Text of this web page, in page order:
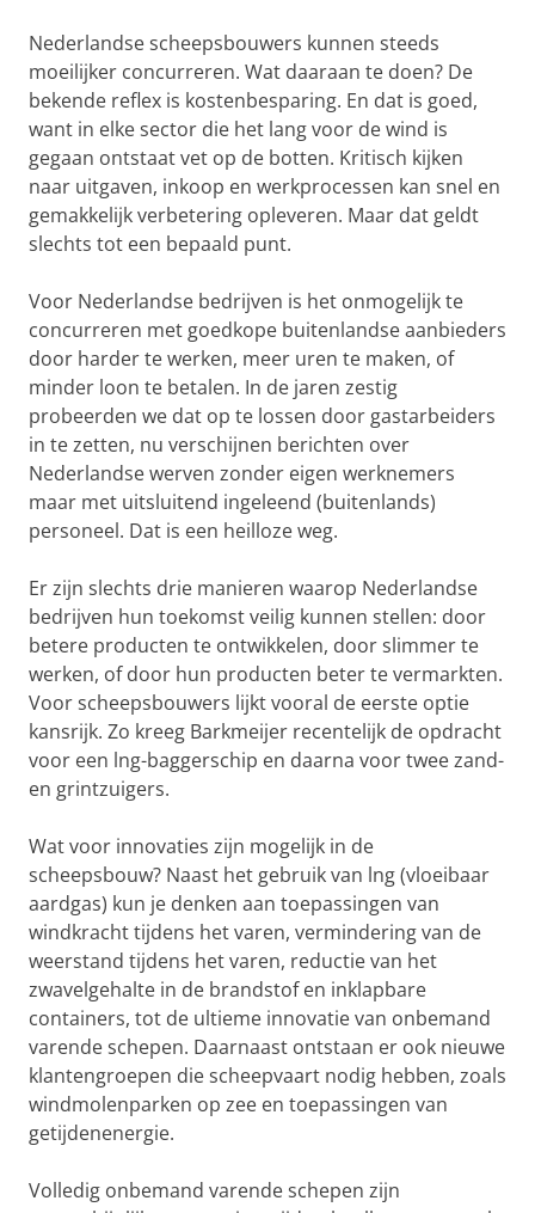
Nederlandse scheepsbouwers kunnen steeds
moeilijker concurreren. Wat daaraan te doen? De
bekende reflex is kostenbesparing. En dat is goed,
want in elke sector die het lang voor de wind is
gegaan ontstaat vet op de botten. Kritisch kijken
naar uitgaven, inkoop en werkprocessen kan snel en
gemakkelijk verbetering opleveren. Maar dat geldt
slechts tot een bepaald punt.
Voor Nederlandse bedrijven is het onmogelijk te
concurreren met goedkope buitenlandse aanbieders
door harder te werken, meer uren te maken, of
minder loon te betalen. In de jaren zestig
probeerden we dat op te lossen door gastarbeiders
in te zetten, nu verschijnen berichten over
Nederlandse werven zonder eigen werknemers
maar met uitsluitend ingeleend (buitenlands)
personeel. Dat is een heilloze weg.
Er zijn slechts drie manieren waarop Nederlandse
bedrijven hun toekomst veilig kunnen stellen: door
betere producten te ontwikkelen, door slimmer te
werken, of door hun producten beter te vermarkten.
Voor scheepsbouwers lijkt vooral de eerste optie
kansrijk. Zo kreeg Barkmeijer recentelijk de opdracht
voor een lng-baggerschip en daarna voor twee zand-
en grintzuigers.
Wat voor innovaties zijn mogelijk in de
scheepsbouw? Naast het gebruik van lng (vloeibaar
aardgas) kun je denken aan toepassingen van
windkracht tijdens het varen, vermindering van de
weerstand tijdens het varen, reductie van het
zwavelgehalte in de brandstof en inklapbare
containers, tot de ultieme innovatie van onbemand
varende schepen. Daarnaast ontstaan er ook nieuwe
klantengroepen die scheepvaart nodig hebben, zoals
windmolenparken op zee en toepassingen van
getijdenenergie.
Volledig onbemand varende schepen zijn